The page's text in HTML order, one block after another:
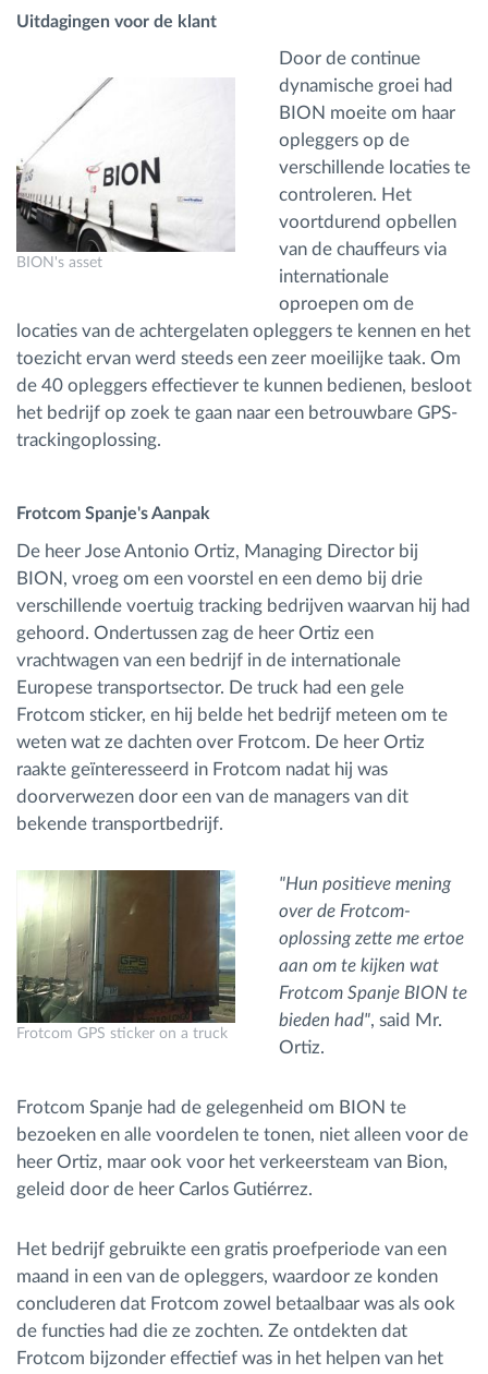
Uitdagingen voor de klant
BION's asset
Door de continue
dynamische groei had
BION moeite om haar
opleggers op de
verschillende locaties te
controleren. Het
voortdurend opbellen
van de chauffeurs via
internationale
oproepen om de
locaties van de achtergelaten opleggers te kennen en het
toezicht ervan werd steeds een zeer moeilijke taak. Om
de 40 opleggers effectiever te kunnen bedienen, besloot
het bedrijf op zoek te gaan naar een betrouwbare GPS-
trackingoplossing.
Frotcom Spanje's Aanpak
De heer Jose Antonio Ortiz, Managing Director bij
BION, vroeg om een voorstel en een demo bij drie
verschillende voertuig tracking bedrijven waarvan hij had
gehoord. Ondertussen zag de heer Ortiz een
vrachtwagen van een bedrijf in de internationale
Europese transportsector. De truck had een gele
Frotcom sticker, en hij belde het bedrijf meteen om te
weten wat ze dachten over Frotcom. De heer Ortiz
raakte geïnteresseerd in Frotcom nadat hij was
doorverwezen door een van de managers van dit
bekende transportbedrijf.
Frotcom GPS sticker on a truck
"Hun positieve mening
over de Frotcom-
oplossing zette me ertoe
aan om te kijken wat
Frotcom Spanje BION te
bieden had", said Mr.
Ortiz.
Frotcom Spanje had de gelegenheid om BION te
bezoeken en alle voordelen te tonen, niet alleen voor de
heer Ortiz, maar ook voor het verkeersteam van Bion,
geleid door de heer Carlos Gutiérrez.
Het bedrijf gebruikte een gratis proefperiode van een
maand in een van de opleggers, waardoor ze konden
concluderen dat Frotcom zowel betaalbaar was als ook
de functies had die ze zochten. Ze ontdekten dat
Frotcom bijzonder effectief was in het helpen van het